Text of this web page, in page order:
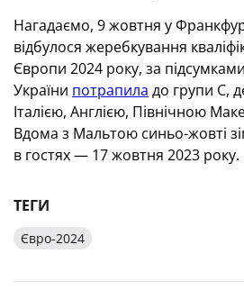
Нагадаємо, 9 жовтня у
відбулося жеребкування
Європи 2024 року, за
України потрапила до групи С,
Італією, Англією, Північною
Вдома з Мальтою синьо-жовті
в гостях — 17 жовтня 2023 року.
ТЕГИ
Євро-2024